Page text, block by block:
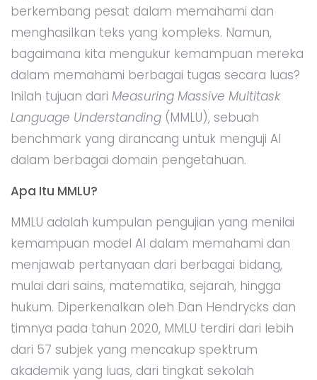
berkembang pesat dalam memahami dan
menghasilkan teks yang kompleks. Namun,
bagaimana kita mengukur kemampuan mereka
dalam memahami berbagai tugas secara luas?
Inilah tujuan dari Measuring Massive Multitask
Language Understanding (MMLU), sebuah
benchmark yang dirancang untuk menguji AI
dalam berbagai domain pengetahuan.
Apa Itu MMLU?
MMLU adalah kumpulan pengujian yang menilai
kemampuan model AI dalam memahami dan
menjawab pertanyaan dari berbagai bidang,
mulai dari sains, matematika, sejarah, hingga
hukum. Diperkenalkan oleh Dan Hendrycks dan
timnya pada tahun 2020, MMLU terdiri dari lebih
dari 57 subjek yang mencakup spektrum
akademik yang luas, dari tingkat sekolah